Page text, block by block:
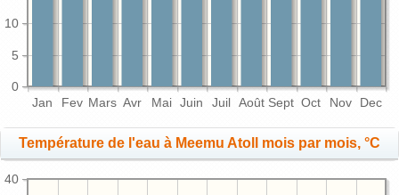
Jan Fev Mars Avr Mai Juin Juil Août Sept Oct Nov Dec
0
5
10
Température de l'eau à Meemu Atoll mois par mois, °C
40